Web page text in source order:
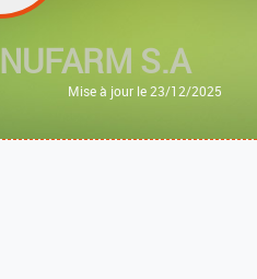
NUFARM S.A
Mise à jour le 23/12/2025